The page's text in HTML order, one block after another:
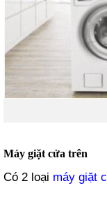
Máy giặt cửa trên
Có 2 loại máy giặt